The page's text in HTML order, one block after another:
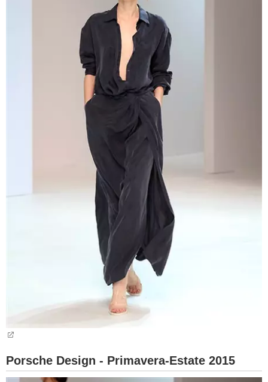
Porsche Design - Primavera-Estate 2015